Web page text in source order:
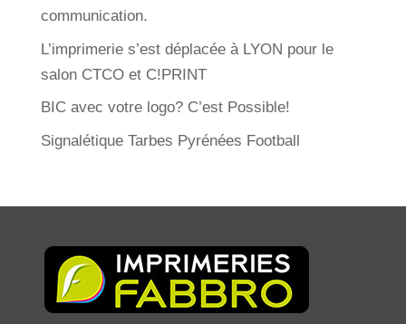
communication.
L’imprimerie s’est déplacée à LYON pour le
salon CTCO et C!PRINT
BIC avec votre logo? C’est Possible!
Signalétique Tarbes Pyrénées Football